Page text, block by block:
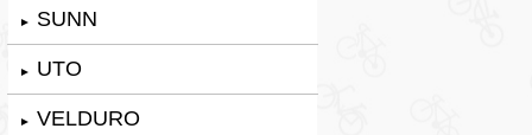
► SUNN
► UTO
► VELDURO